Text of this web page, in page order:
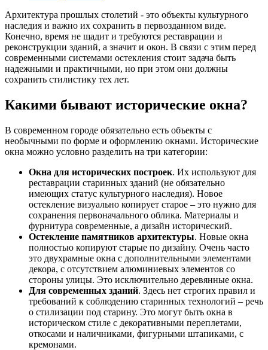
Архитектура прошлых столетий - это объекты культурного
наследия и важно их сохранить в первозданном виде.
Конечно, время не щадит и требуются реставрации и
реконструкции зданий, а значит и окон. В связи с этим перед
современными системами остекления стоит задача быть
надежными и практичными, но при этом они должны
сохранить стилистику тех лет.
Какими бывают исторические окна?
В современном городе обязательно есть объекты с
необычными по форме и оформлению окнами. Исторические
окна можно условно разделить на три категории:
Окна для исторических построек. Их используют для
реставрации старинных зданий (не обязательно
имеющих статус культурного наследия). Новое
остекление визуально копирует старое – это нужно для
сохранения первоначального облика. Материалы и
фурнитура современные, а дизайн исторический.
Остекление памятников архитектуры. Новые окна
полностью копируют старые по дизайну. Очень часто
это двухрамные окна с дополнительными элементами
декора, с отсутствием алюминиевых элементов со
стороны улицы. Это исключительно деревянные окна.
Для современных зданий. Здесь нет строгих правил и
требований к соблюдению старинных технологий – речь
о стилизации под старину. Это могут быть окна в
историческом стиле с декоративными переплетами,
откосами и наличниками, фигурными штапиками, с
кремонами.